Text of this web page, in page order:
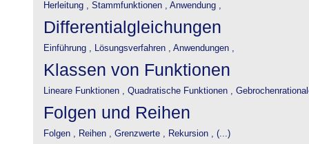
Herleitung , Stammfunktionen , Anwendung ,
Differentialgleichungen
Einführung , Lösungsverfahren , Anwendungen ,
Klassen von Funktionen
Lineare Funktionen , Quadratische Funktionen ,
Folgen und Reihen
Folgen , Reihen , Grenzwerte , Rekursion , (...)